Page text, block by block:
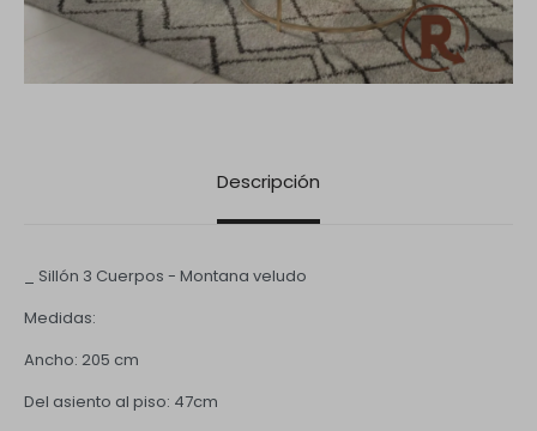
Descripción
_ Sillón 3 Cuerpos - Montana veludo
Medidas:
Ancho: 205 cm
Del asiento al piso: 47cm